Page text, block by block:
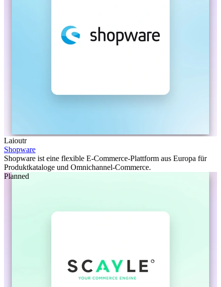
Laioutr
Shopware
Shopware ist eine flexible E-Commerce-Plattform aus Europa für
Produktkataloge und Omnichannel-Commerce.
Planned